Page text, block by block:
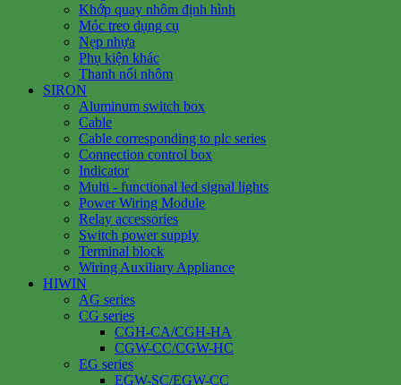
Khớp quay nhôm định hình
Móc treo dụng cụ
Nẹp nhựa
Phụ kiện khác
Thanh nối nhôm
SIRON
Aluminum switch box
Cable
Cable corresponding to plc series
Connection control box
Indicator
Multi - functional led signal lights
Power Wiring Module
Relay accessories
Switch power supply
Terminal block
Wiring Auxiliary Appliance
HIWIN
AG series
CG series
CGH-CA/CGH-HA
CGW-CC/CGW-HC
EG series
EGW-SC/EGW-CC